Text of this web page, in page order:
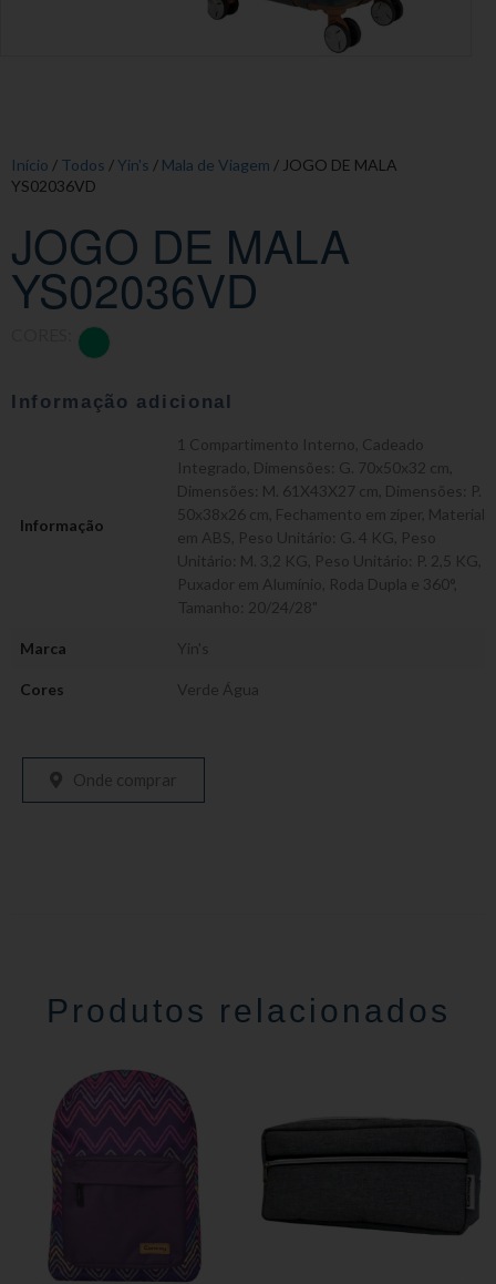
Início / Todos /Yin's / Mala de Viagem / JOGO DE MALA
YS02036VD
JOGO DE MALA
YS02036VD
Informação adicional
Informação
1 Compartimento Interno Cadeado
Integrado Dimensões: G. 70x50x32 cm
Dimensões: M. 61X43X27 cm Dimensões: P.
50x38x26 cm Fechamento em zíper Material
em ABS Peso Unitário: G. 4 KG Peso
Unitário: M. 3,2 KG Peso Unitário: P. 2,5 KG
Puxador em Alumínio Roda Dupla e 360°,
Tamanho: 20/24/28"
Marca Yin's
Cores Verde Água
Onde comprar
Produtos relacionados